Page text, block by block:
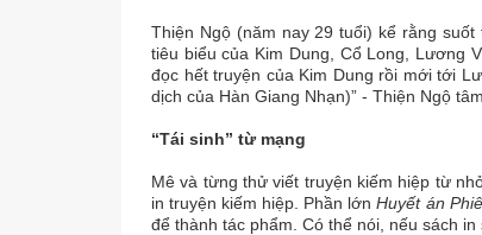
Thiện Ngộ (năm nay 29 tuổi) kể rằng
tiêu biểu của Kim Dung, Cổ Long, Lương
đọc hết truyện của Kim Dung rồi mới tới
dịch của Hàn Giang Nhạn)” - Thiện Ngộ
“Tái sinh” từ mạng
Mê và từng thử viết truyện kiếm hiệp từ
in truyện kiếm hiệp. Phần lớnHuyết án
để thành tác phẩm. Có thể nói, nếu sách